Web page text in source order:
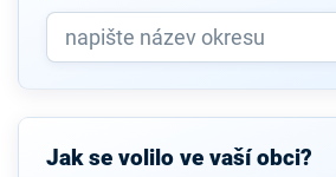
Jak se volilo ve vaší obci?